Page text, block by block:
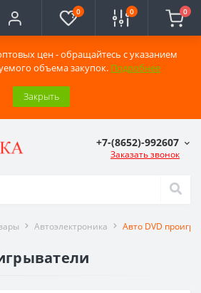
цен - обращайтесь с указанием
объема закупок. Подробнее
Закрыть
0 0 0
+7-(8652)-992607
Заказать звонок
Автоэлектроника Авто DVD